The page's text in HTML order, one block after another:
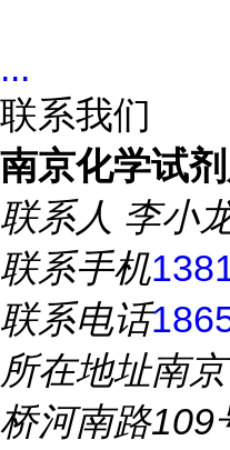
...
联系我们
南京化学试
联系人 李小
联系手机
联系电话
所在地址南
桥河南路109